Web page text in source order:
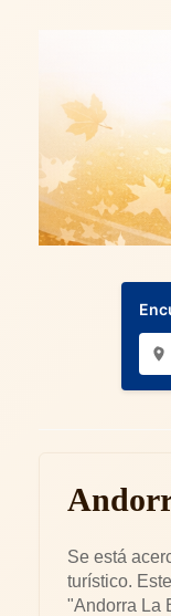
Se está
turístico.
"Andorra La